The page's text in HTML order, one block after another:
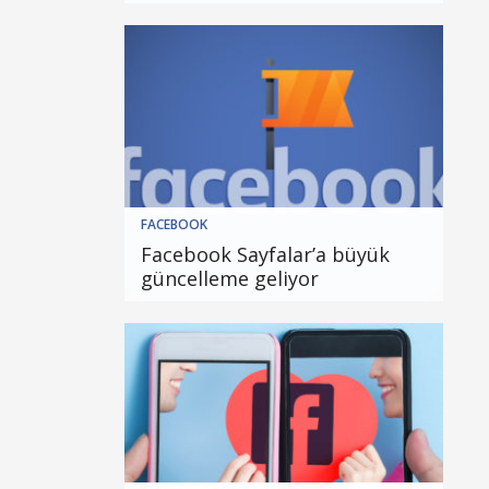
FACEBOOK
Facebook Sayfalar’a büyük
güncelleme geliyor